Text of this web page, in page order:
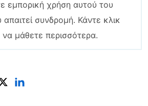
εμπορική χρήση αυτού του
συνδρομή. Κάντε κλικ
να μάθετε περισσότερα.